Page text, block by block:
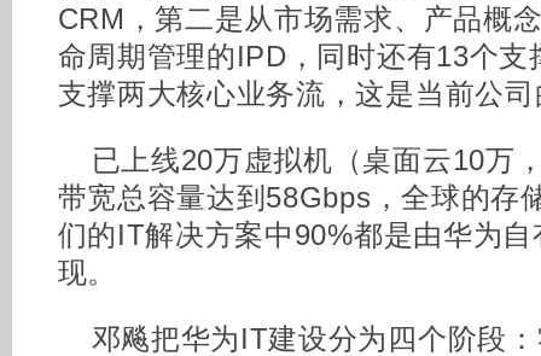
CRM，第二是从市场需求、产品概
命周期管理的IPD，同时还有13个支
支撑两大核心业务流，这是当前公
已上线20万虚拟机（桌面云10万
带宽总容量达到58Gbps，全球的存
们的IT解决方案中90%都是由华为
现。
邓飚把华为IT建设分为四个阶段